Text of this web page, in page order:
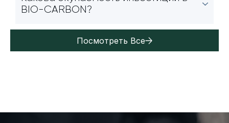
BIO-CARBON?
Посмотреть Все